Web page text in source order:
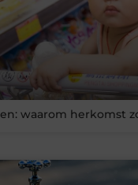
waarom herkomst